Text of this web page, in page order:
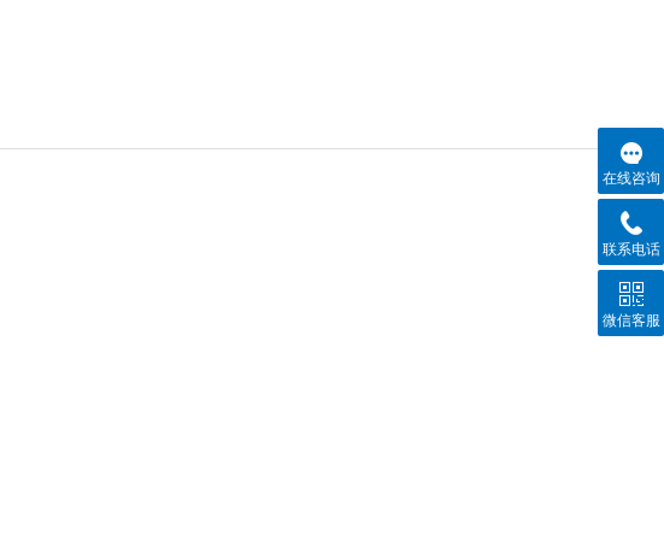
在线咨询
联系电话
微信客服